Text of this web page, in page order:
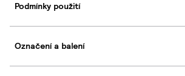
Podmínky použití
Označení a balení